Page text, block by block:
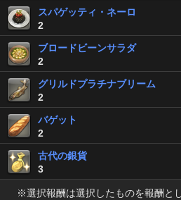
スパゲッティ・ネーロ
2
ブロードビーンサラダ
2
グリルドプラチナブリーム
2
バゲット
2
古代の銀貨
3
※選択報酬は選択したものを報酬と